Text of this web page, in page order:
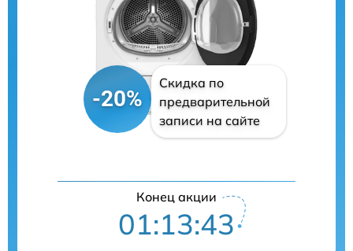
-20%
Скидка по
предварительной
записи на сайте
Конец акции
01:13:42